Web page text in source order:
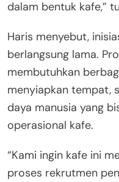
dalam bentuk kafe,”
Haris menyebut,
berlangsung lama.
membutuhkan
menyiapkan tempat,
daya manusia yang
operasional kafe.
“Kami ingin kafe ini
proses rekrutmen